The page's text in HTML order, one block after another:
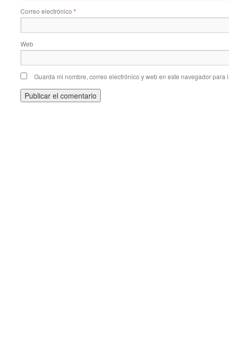
Correo electrónico *
Web
Guarda mi nombre, correo electrónico y web en este navegador para